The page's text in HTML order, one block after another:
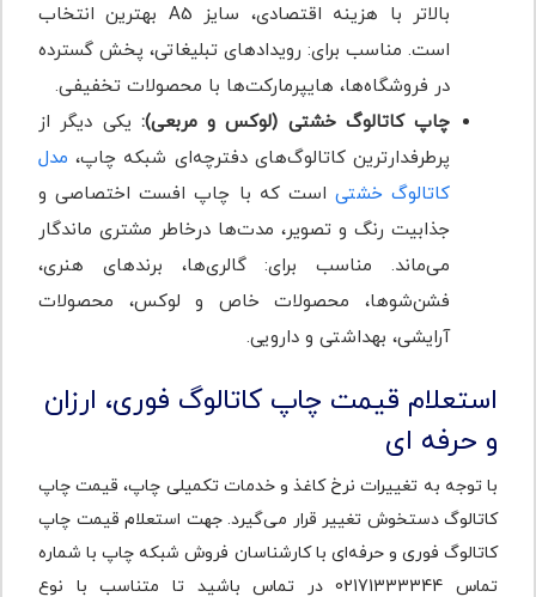
بالاتر با هزینه اقتصادی، سایز A5 بهترین انتخاب
است. مناسب برای: رویدادهای تبلیغاتی، پخش گسترده
در فروشگاه‌ها، هایپرمارکت‌ها با محصولات تخفیفی.
چاپ کاتالوگ خشتی (لوکس و مربعی): یکی دیگر از
پرطرفدارترین کاتالوگ‌های دفترچه‌ای شبکه چاپ، مدل
کاتالوگ خشتی است که با چاپ افست اختصاصی و
جذابیت رنگ و تصویر، مدت‌ها درخاطر مشتری ماندگار
می‌ماند. مناسب برای: گالری‌ها، برندهای هنری،
فشن‌شوها، محصولات خاص و لوکس، محصولات
آرایشی، بهداشتی و دارویی.
استعلام قیمت چاپ کاتالوگ فوری، ارزان
و حرفه ای
با توجه به تغییرات نرخ کاغذ و خدمات تکمیلی چاپ، قیمت چاپ
کاتالوگ دستخوش تغییر قرار می‌گیرد. جهت استعلام قیمت چاپ
کاتالوگ فوری و حرفه‌ای با کارشناسان فروش شبکه چاپ با شماره
تماس 02171333344 در تماس باشید تا متناسب با نوع